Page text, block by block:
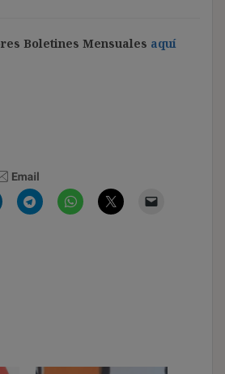
Boletines Mensuales aquí